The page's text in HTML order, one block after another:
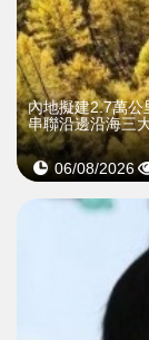
內地擬建2.7萬公
串聯沿邊沿海三
06/08/2026